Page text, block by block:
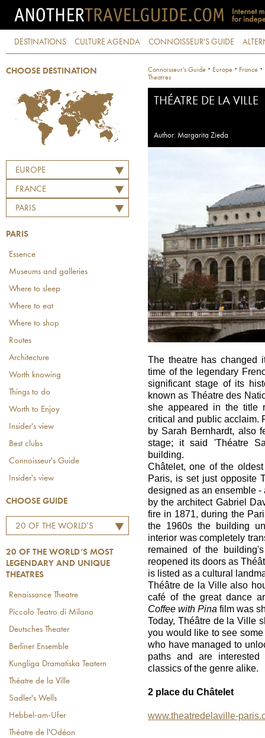
DESTINATIONS CULTURE AGENDA CONNOISSEUR'S GUIDE
CHOOSE DESTINATION
EUROPE
FRANCE
PARIS
PARIS
Essence
Museums and galleries
Where to sleep
Where to eat
Where to shop
Routes
Architecture
Worth knowing
Things to do
Worth to Enjoy
Insider's view
Best clubs
Connoisseur's Guide
Insider's view
CHOOSE GUIDE
20 OF THE WORLD’S
UNIQUE THEATRES
20 OF THE WORLD’S MOST
LEGENDARY AND UNIQUE
THEATRES
Renaissance Theatre
Piccolo Teatro di Milano
Deutsches Theater
Berliner Ensemble
Kungliga Dramatiska Teatern
Théatre de la Ville
Sadler's Wells
Hebbel-am-Ufer
Théatre de l'Odéon
Connoisseur's Guide · Europe · France ·
Theatres
THÉATRE DE LA VILLE
Author: Margarita Zieda
The theatre has changed
time of the legendary
significant stage of its
known as Théatre des
she appeared in the title
critical and public acclaim.
by Sarah Bernhardt, also
stage; it said 'Théatre
building.
Châtelet, one of the
Paris, is set just opposite
designed as an ensemble
by the architect Gabriel
fire in 1871, during the
the 1960s the building
interior was completely
remained of the
reopened its doors as
is listed as a cultural
Théâtre de la Ville also
café of the great dance
Coffee with Pina film was
Today, Théâtre de la Ville
you would like to see
who have managed to
paths and are
classics of the genre alike.
2 place du Châtelet
www.theatredelaville-